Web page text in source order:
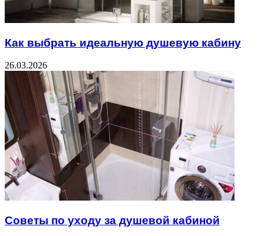
Как выбрать идеальную душевую кабину
26.03.2026
Советы по уходу за душевой кабиной